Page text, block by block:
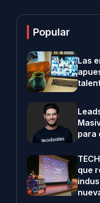
Popular
Las
para
que